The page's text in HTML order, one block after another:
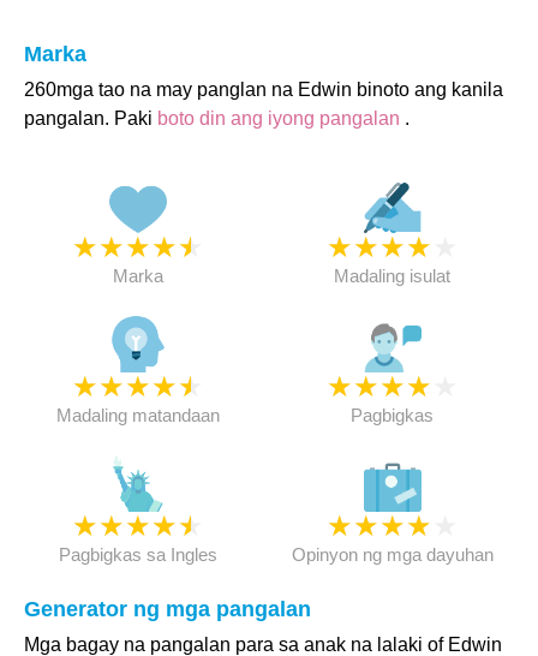
Marka
260mga tao na may panglan na Edwin binoto ang kanila
pangalan. Paki boto din ang iyong pangalan .
★★★★★
Marka
★★★★
Madaling isulat
★★★★★
Madaling matandaan
★★★★
Pagbigkas
★★★★★
Pagbigkas sa Ingles
★★★★
Opinyon ng mga dayuhan
Generator ng mga pangalan
Mga bagay na pangalan para sa anak na lalaki of Edwin